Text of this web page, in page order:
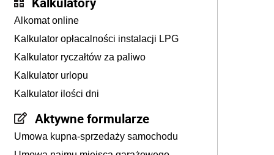
Alkomat online
Kalkulator opłacalności instalacji LPG
Kalkulator ryczałtów za paliwo
Kalkulator urlopu
Kalkulator ilości dni
Aktywne formularze
Umowa kupna-sprzedaży samochodu